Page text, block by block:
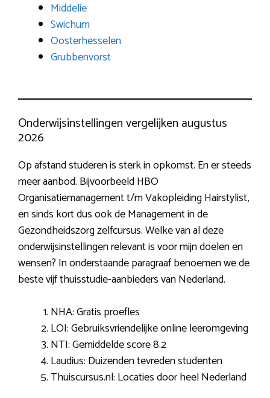
Middelie
Swichum
Oosterhesselen
Grubbenvorst
Onderwijsinstellingen vergelijken augustus
2026
Op afstand studeren is sterk in opkomst. En er steeds
meer aanbod. Bijvoorbeeld HBO
Organisatiemanagement t/m Vakopleiding Hairstylist,
en sinds kort dus ook de Management in de
Gezondheidszorg zelfcursus. Welke van al deze
onderwijsinstellingen relevant is voor mijn doelen en
wensen? In onderstaande paragraaf benoemen we de
beste vijf thuisstudie-aanbieders van Nederland.
NHA: Gratis proefles
LOI: Gebruiksvriendelijke online leeromgeving
NTI: Gemiddelde score 8.2
Laudius: Duizenden tevreden studenten
Thuiscursus.nl: Locaties door heel Nederland